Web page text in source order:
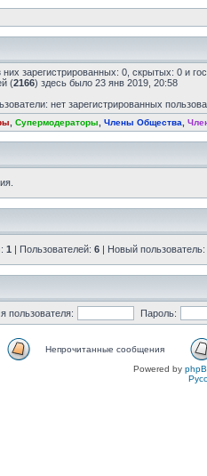
них зарегистрированных: 0, скрытых: 0 и
(2166) здесь было 23 янв 2019, 20:58
нет зарегистрированных
Супермодераторы Члены Общества
1 | Пользователей: 6 | Новый пользователь:
пользователя: Пароль:
Непрочитанные сообщения
Powered by